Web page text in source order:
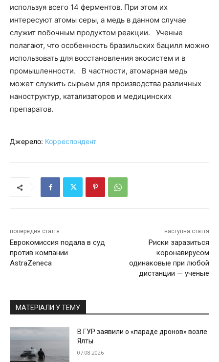
используя всего 14 ферментов. При этом их
интересуют атомы серы, а медь в данном случае
служит побочным продуктом реакции. Ученые
полагают, что особенность бразильских бацилл можно
использовать для восстановления экосистем и в
промышленности. В частности, атомарная медь
может служить сырьем для производства различных
наноструктур, катализаторов и медицинских
препаратов.
Джерело: Корреспондент
попередня стаття
Еврокомиссия подала в суд
против компании
AstraZeneca
наступна стаття
Риски заразиться
коронавирусом
одинаковые при любой
дистанции — ученые
МАТЕРІАЛИ У ТЕМУ
В ГУР заявили о «параде дронов» возле
Ялты
07.08.2026